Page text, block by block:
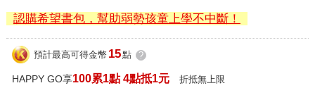
認購希望書包，幫助弱勢孩童上學不中斷！
預計最高可得金幣 15點 ?
HAPPY GO享100累1點 4點抵1元 折抵無上限